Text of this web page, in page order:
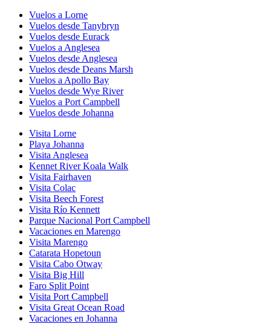
Vuelos a Lorne
Vuelos desde Tanybryn
Vuelos desde Eurack
Vuelos a Anglesea
Vuelos desde Anglesea
Vuelos desde Deans Marsh
Vuelos a Apollo Bay
Vuelos desde Wye River
Vuelos a Port Campbell
Vuelos desde Johanna
Visita Lorne
Playa Johanna
Visita Anglesea
Kennet River Koala Walk
Visita Fairhaven
Visita Colac
Visita Beech Forest
Visita Río Kennett
Parque Nacional Port Campbell
Vacaciones en Marengo
Visita Marengo
Catarata Hopetoun
Visita Cabo Otway
Visita Big Hill
Faro Split Point
Visita Port Campbell
Visita Great Ocean Road
Vacaciones en Johanna